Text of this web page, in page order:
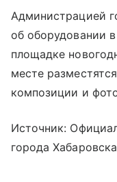
Администрацией
об оборудовании
площадке
месте
композиции и
Источник:
города